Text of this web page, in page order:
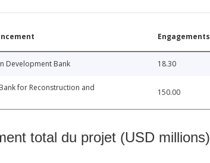
Engagements
Development Bank 18.30
for Reconstruction and
150.00
total du projet (USD millions)